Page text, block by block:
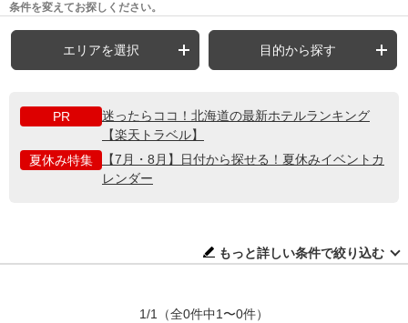
条件を変えてお探しください。
エリアを選択 目的から探す
PR
迷ったらココ！北海道の最新ホテルランキング
【楽天トラベル】
夏休み特集
【7月・8月】日付から探せる！夏休みイベントカ
レンダー
もっと詳しい条件で絞り込む
1/1 （全0件中1〜0件）